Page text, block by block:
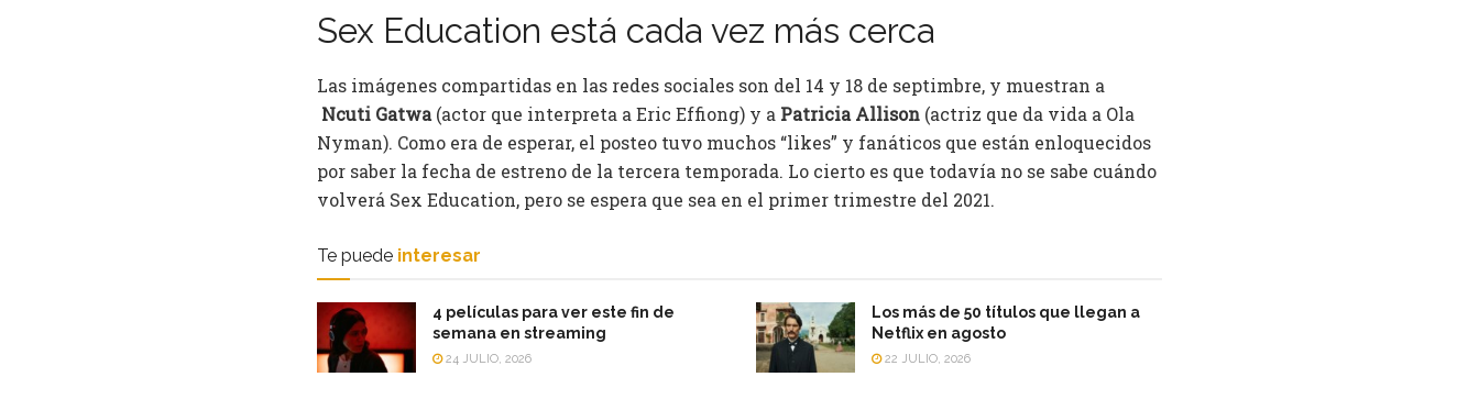
Sex Education está cada vez más cerca
Las imágenes compartidas en las redes sociales son del 14 y 18 de septimbre, y muestran a
Ncuti Gatwa(actor que interpreta a Eric Effiong) y a Patricia Allison (actriz que da vida a Ola
Nyman). Como era de esperar, el posteo tuvo muchos “likes” y fanáticos que están enloquecidos
por saber la fecha de estreno de la tercera temporada. Lo cierto es que todavía no se sabe cuándo
volverá Sex Education, pero se espera que sea en el primer trimestre del 2021.
Te puede interesar
4 películas para ver este fin de
semana en streaming
24 JULIO, 2026
Los más de 50 títulos que llegan a
Netflix en agosto
22 JULIO, 2026